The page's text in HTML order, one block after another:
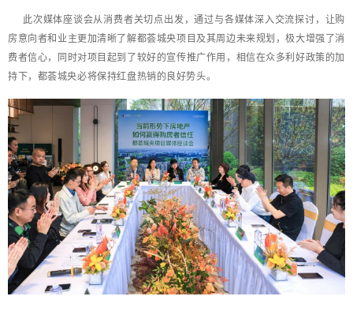
此次媒体座谈会从消费者关切点出发，通过与各媒体深入交流探讨，让购
房意向者和业主更加清晰了解都荟城央项目及其周边未来规划，极大增强了消
费者信心，同时对项目起到了较好的宣传推广作用，相信在众多利好政策的加
持下，都荟城央必将保持红盘热销的良好势头。